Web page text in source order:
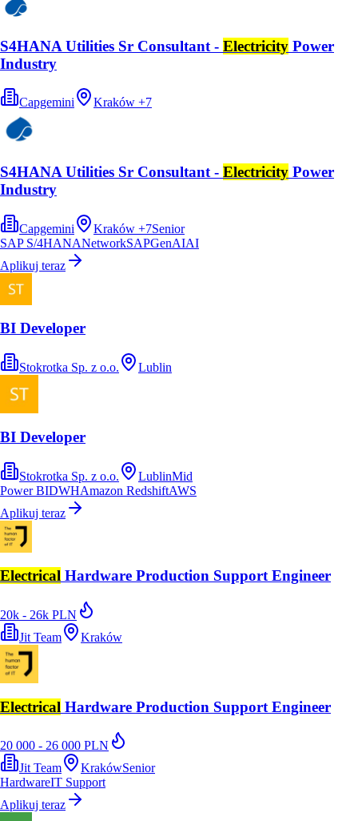
S4HANA Utilities Sr Consultant - Electricity Power
Industry
Capgemini Kraków +7
S4HANA Utilities Sr Consultant - Electricity Power
Industry
Capgemini Kraków +7Senior
SAP S/4HANANetworkSAPGenAIAI
Aplikuj teraz
BI Developer
Stokrotka Sp. z o.o. Lublin
BI Developer
Stokrotka Sp. z o.o. LublinMid
Power BIDWHAmazon RedshiftAWS
Aplikuj teraz
Electrical Hardware Production Support Engineer
20k - 26k PLN
Jit Team
Kraków
Electrical Hardware Production Support Engineer
20 000 - 26 000 PLN
Jit Team
KrakówSenior
HardwareIT Support
Aplikuj teraz